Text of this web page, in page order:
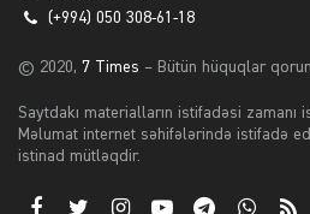
(+994) 050 308-61-18
© 2020, 7 Times – Bütün hüquqlar
Saytdakı materialların istifadəsi
Məlumat internet səhifələrində istifadə
istinad mütləqdir.